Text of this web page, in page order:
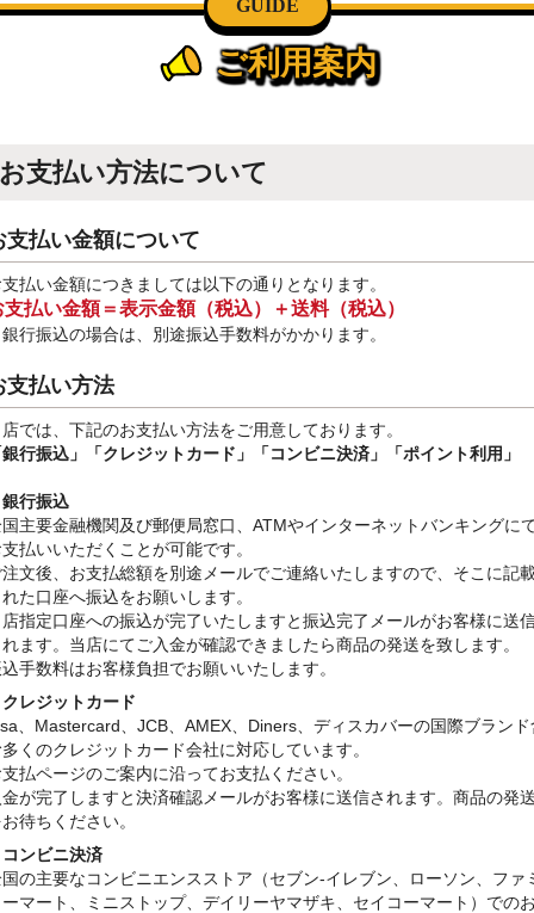
GUIDE
ご利用案内
お支払い方法について
支払い金額について
払い金額につきましては以下の通りとなります。
支払い金額＝表示金額（税込）＋送料（税込）
行振込の場合は、別途振込手数料がかかります。
支払い方法
では、下記のお支払い方法をご用意しております。
行振込」
「クレジットカード」「コンビニ決済」「ポイント利用」
行振込
主要金融機関及び郵便局窓口、ATMやインターネットバンキングに
払いいただくことが可能です。
文後、お支払総額を別途メールでご連絡いたしますので、そこに記
た口座へ振込をお願いします。
指定口座への振込が完了いたしますと振込完了メールがお客様に送
ます。当店にてご入金が確認できましたら商品の発送を致します。
手数料はお客様負担でお願いいたします。
レジットカード
、Mastercard、JCB、AMEX、Diners、ディスカバーの国際ブランド
くのクレジットカード会社に対応しています。
払ページのご案内に沿ってお支払ください。
が完了しますと決済確認メールがお客様に送信されます。商品の発
待ちください。
ンビニ決済
の主要なコンビニエンスストア（セブン-イレブン、ローソン、ファ
マート、ミニストップ、デイリーヤマザキ、セイコーマート）での